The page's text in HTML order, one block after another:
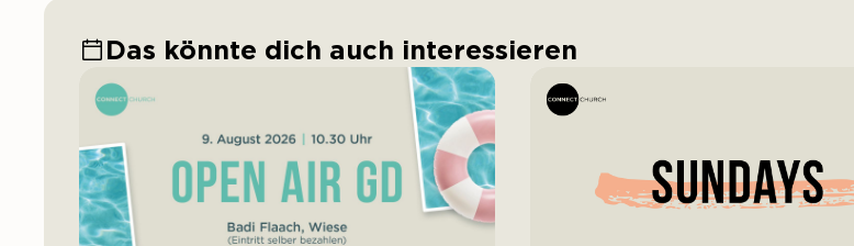
Das könnte dich auch interessieren